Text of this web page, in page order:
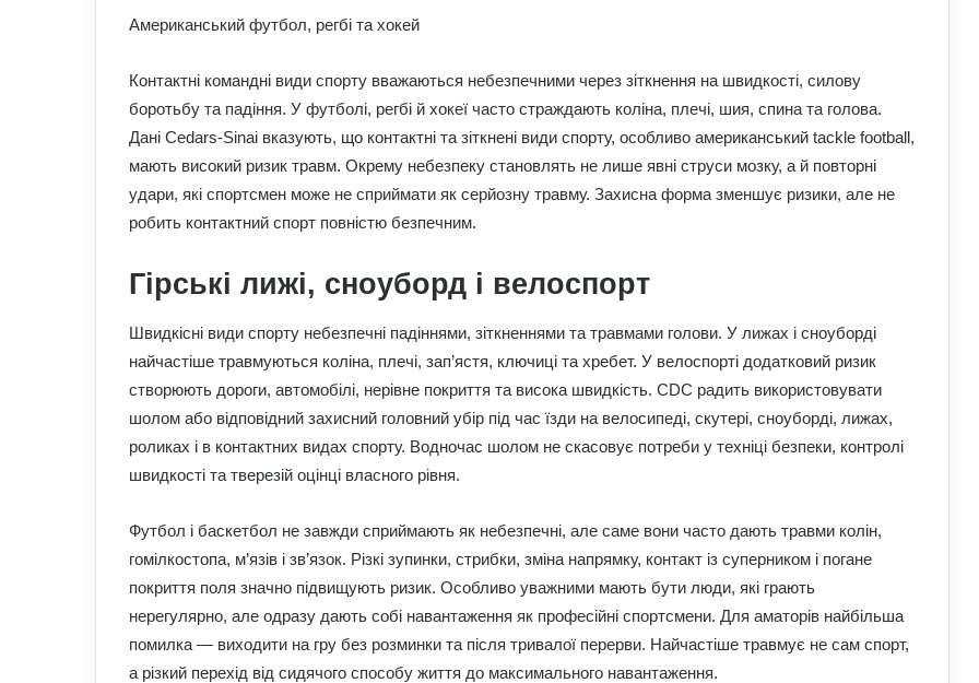
Американський футбол, регбі та хокей
Контактні командні види спорту вважаються небезпечними через зіткнення на швидкості, силову
боротьбу та падіння. У футболі, регбі й хокеї часто страждають коліна, плечі, шия, спина та голова.
Дані Cedars-Sinai вказують, що контактні та зіткнені види спорту, особливо американський tackle football,
мають високий ризик травм. Окрему небезпеку становлять не лише явні струси мозку, а й повторні
удари, які спортсмен може не сприймати як серйозну травму. Захисна форма зменшує ризики, але не
робить контактний спорт повністю безпечним.
Гірські лижі, сноуборд і велоспорт
Швидкісні види спорту небезпечні падіннями, зіткненнями та травмами голови. У лижах і сноуборді
найчастіше травмуються коліна, плечі, зап’ястя, ключиці та хребет. У велоспорті додатковий ризик
створюють дороги, автомобілі, нерівне покриття та висока швидкість. CDC радить використовувати
шолом або відповідний захисний головний убір під час їзди на велосипеді, скутері, сноуборді, лижах,
роликах і в контактних видах спорту. Водночас шолом не скасовує потреби у техніці безпеки, контролі
швидкості та тверезій оцінці власного рівня.
Футбол і баскетбол не завжди сприймають як небезпечні, але саме вони часто дають травми колін,
гомілкостопа, м’язів і зв’язок. Різкі зупинки, стрибки, зміна напрямку, контакт із суперником і погане
покриття поля значно підвищують ризик. Особливо уважними мають бути люди, які грають
нерегулярно, але одразу дають собі навантаження як професійні спортсмени. Для аматорів найбільша
помилка — виходити на гру без розминки та після тривалої перерви. Найчастіше травмує не сам спорт,
а різкий перехід від сидячого способу життя до максимального навантаження.